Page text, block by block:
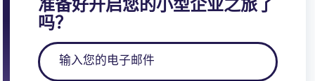
准备好开启您的小型企业之旅了
吗？